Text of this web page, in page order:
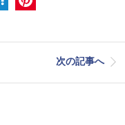
次の記事へ